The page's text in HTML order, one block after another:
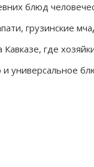
блюд
грузинские
где